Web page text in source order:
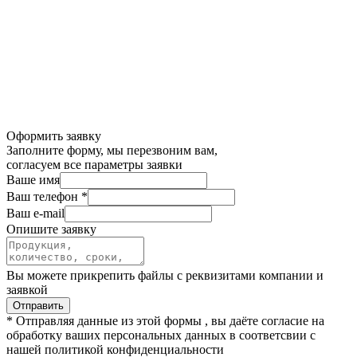
Оформить заявку
Заполните форму, мы перезвоним вам,
согласуем все параметры заявки
Ваше имя
Ваш телефон *
Ваш e-mail
Опишите заявку
Вы можете прикрепить файлы с реквизитами компании и
заявкой
* Отправляя данные из этой формы , вы даёте согласие на
обработку ваших персональных данных в соответсвии с
нашей политикой конфиденциальности